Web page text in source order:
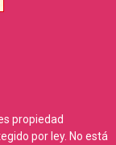
propiedad
por ley. No está